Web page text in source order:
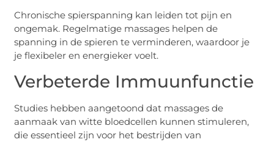
Chronische spierspanning kan leiden tot pijn en
ongemak. Regelmatige massages helpen de
spanning in de spieren te verminderen, waardoor je
je flexibeler en energieker voelt.
Verbeterde Immuunfunctie
Studies hebben aangetoond dat massages de
aanmaak van witte bloedcellen kunnen stimuleren,
die essentieel zijn voor het bestrijden van